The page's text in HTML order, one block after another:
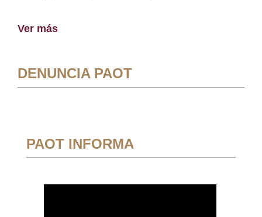
Ver más
DENUNCIA PAOT
PAOT INFORMA